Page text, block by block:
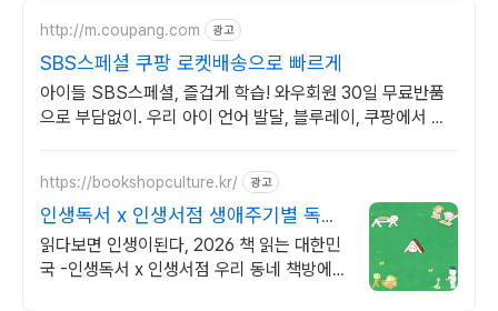
http://m.coupang.com 광고
SBS스페셜 쿠팡 로켓배송으로 빠르게
아이들 SBS스페셜, 즐겁게 학습! 와우회원 30일 무료반품
으로 부담없이. 우리 아이 언어 발달, 블루레이, 쿠팡에서 학
https://bookshopculture.kr/ 광고
인생독서 x 인생서점 생애주기별 독서
문화활동
읽다보면 인생이된다, 2026 책 읽는 대한민
국 -인생독서 x 인생서점 우리 동네 책방에